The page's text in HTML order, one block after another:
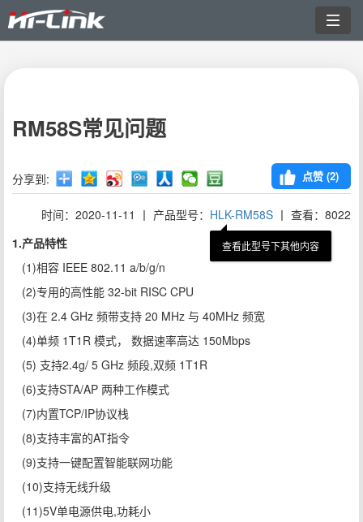
切
换
RM58S常见问题
分享到: 点赞 (2)
时间：2020-11-11 丨 产品型号： HLK-RM58S 丨 查看：8022
1.产品特性
(1)相容 IEEE 802.11 a/b/g/n
(2)专用的高性能 32-bit RISC CPU
(3)在 2.4 GHz 频带支持 20 MHz 与 40MHz 频宽
(4)单频 1T1R 模式， 数据速率高达 150Mbps
(5) 支持2.4g/ 5 GHz 频段,双频 1T1R
(6)支持STA/AP 两种工作模式
(7)内置TCP/IP协议栈
(8)支持丰富的AT指令
(9)支持一键配置智能联网功能
(10)支持无线升级
(11)5V单电源供电,功耗小
查看此型号下其他内容